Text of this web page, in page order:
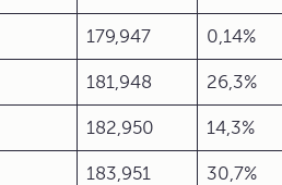
179,947 0,14%
181,948 26,3%
182,950 14,3%
183,951 30,7%